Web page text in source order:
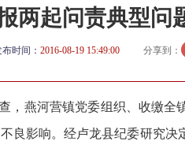
两起问责典型问
时间： 2016-08-19 15:49:00 分享到：
，燕河营镇党委组织、收缴全
良影响。经卢龙县纪委研究